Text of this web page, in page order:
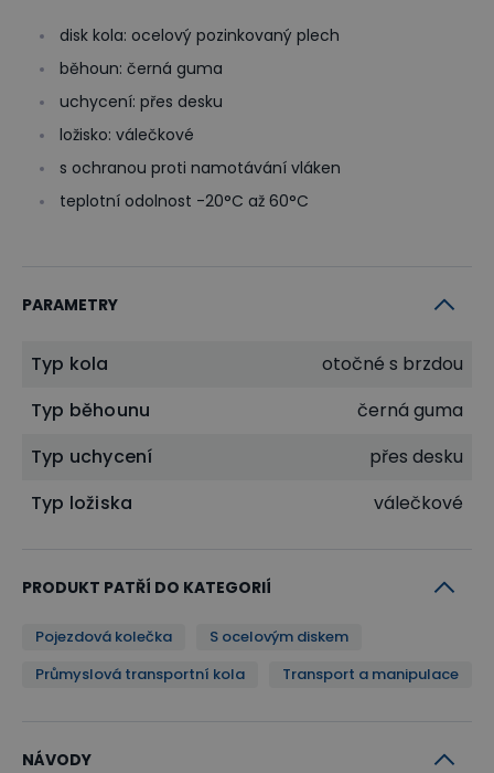
disk kola: ocelový pozinkovaný plech
běhoun: černá guma
uchycení: přes desku
ložisko: válečkové
s ochranou proti namotávání vláken
teplotní odolnost -20°C až 60°C
PARAMETRY
Typ kola
otočné s brzdou
Typ běhounu
černá guma
Typ uchycení
přes desku
Typ ložiska
válečkové
PRODUKT PATŘÍ DO KATEGORIÍ
Pojezdová kolečka
S ocelovým diskem
Průmyslová transportní kola
Transport a manipulace
NÁVODY